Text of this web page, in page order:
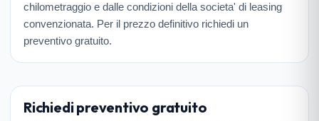
chilometraggio e dalle condizioni della societa' di leasing
convenzionata. Per il prezzo definitivo richiedi un
preventivo gratuito.
Richiedi preventivo gratuito